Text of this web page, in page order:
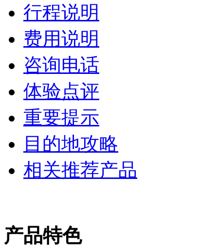
行程说明
费用说明
咨询电话
体验点评
重要提示
目的地攻略
相关推荐产品
产品特色